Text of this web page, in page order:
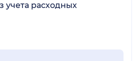
учета расходных